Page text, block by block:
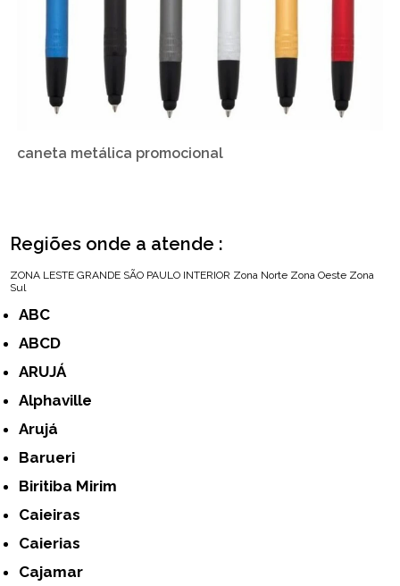
caneta metálica promocional
Regiões onde a atende :
ZONA LESTE GRANDE SÃO PAULO INTERIOR Zona Norte Zona Oeste Zona
Sul
ABC
ABCD
ARUJÁ
Alphaville
Arujá
Barueri
Biritiba Mirim
Caieiras
Caierias
Cajamar